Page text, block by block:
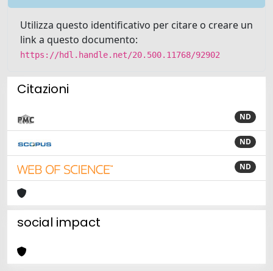
Utilizza questo identificativo per citare o creare un
link a questo documento:
https://hdl.handle.net/20.500.11768/92902
Citazioni
ND
ND
ND
social impact